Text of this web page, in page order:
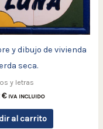
y dibujo de vivienda
seca.
y letras
€ IVA INCLUIDO
al carrito